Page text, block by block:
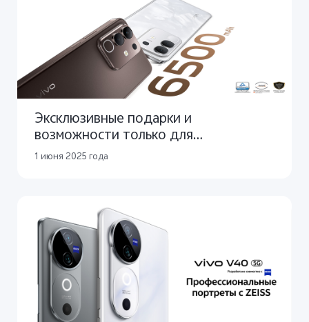
Эксклюзивные подарки и
возможности только для
пользователей vivo Y29
1 июня 2025 года